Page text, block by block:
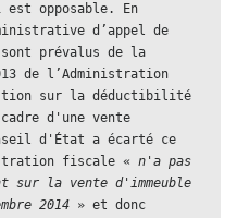
opposable. En
d’appel de
prévalus de la
de l’Administration
sur la déductibilité
d'une vente
d'État a écarté ce
fiscale « n'a pas
sur la vente d'immeuble
2014 » et donc